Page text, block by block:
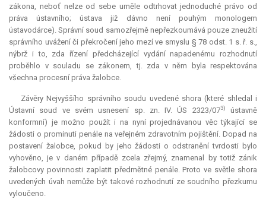
zákona, neboť nelze od sebe uměle odtrhovat jednoduché právo od
práva ústavního; ústava již dávno není pouhým monologem
ústavodárce). Správní soud samozřejmě nepřezkoumává pouze zneužití
správního uvážení či překročení jeho mezí ve smyslu § 78 odst. 1 s. ř. s.,
nýbrž i to, zda řízení předcházející vydání napadenému rozhodnutí
proběhlo v souladu se zákonem, tj. zda v něm byla respektována
všechna procesní práva žalobce.
Závěry Nejvyššího správního soudu uvedené shora (které shledal i
Ústavní soud ve svém usnesení sp. zn. IV. ÚS 2323/073)
ústavně
konformní) je možno použít i na nyní projednávanou věc týkající se
žádosti o prominuti penále na veřejném zdravotním pojištění. Dopad na
postavení žalobce, pokud by jeho žádosti o odstranění tvrdosti bylo
vyhověno, je v daném případě zcela zřejmý, znamenal by totiž zánik
žalobcovy povinnosti zaplatit předmětné penále. Proto ve světle shora
uvedených úvah nemůže být takové rozhodnutí ze soudního přezkumu
vyloučeno.